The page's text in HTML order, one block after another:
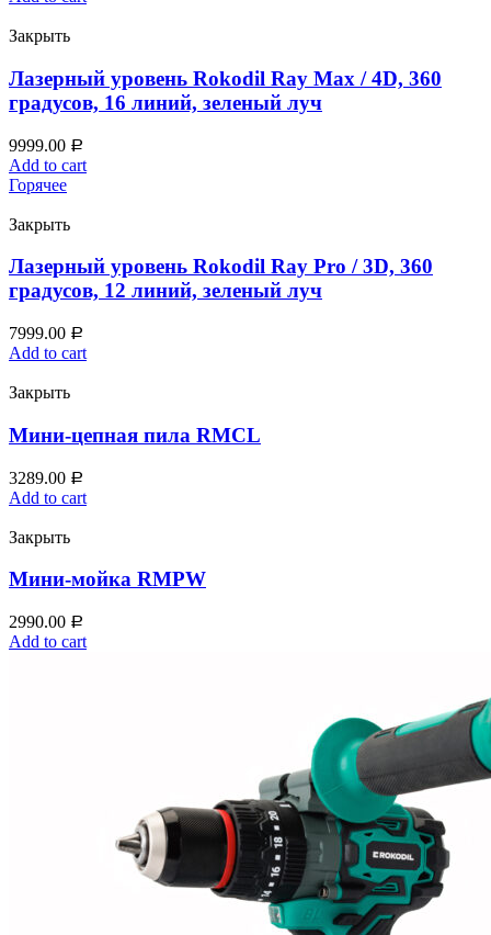
Закрыть
Лазерный уровень Rokodil Ray Max / 4D, 360
градусов, 16 линий, зеленый луч
9999.00 Р
Add to cart
Горячее
Закрыть
Лазерный уровень Rokodil Ray Pro / 3D, 360
градусов, 12 линий, зеленый луч
7999.00 Р
Add to cart
Закрыть
Мини‑цепная пила RMCL
3289.00 Р
Add to cart
Закрыть
Мини‑мойка RMPW
2990.00 Р
Add to cart